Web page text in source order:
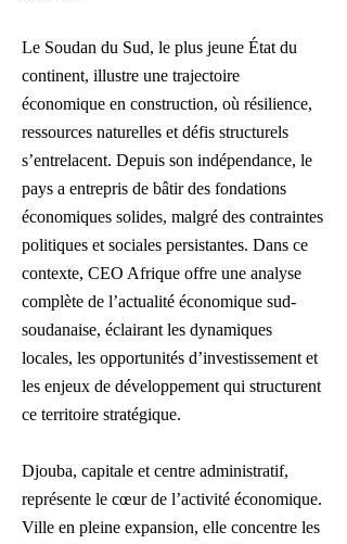
Le Soudan du Sud, le plus jeune État du
continent, illustre une trajectoire
économique en construction, où résilience,
ressources naturelles et défis structurels
s’entrelacent. Depuis son indépendance, le
pays a entrepris de bâtir des fondations
économiques solides, malgré des contraintes
politiques et sociales persistantes. Dans ce
contexte, CEO Afrique offre une analyse
complète de l’actualité économique sud-
soudanaise, éclairant les dynamiques
locales, les opportunités d’investissement et
les enjeux de développement qui structurent
ce territoire stratégique.
Djouba, capitale et centre administratif,
représente le cœur de l’activité économique.
Ville en pleine expansion, elle concentre les